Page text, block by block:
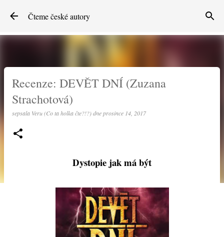
Přeskočit na hlavní obsah
Čteme české autory
Recenze: DEVĚT DNÍ (Zuzana
Strachotová)
sepsala Veru (Co ta holka čte?!?)dneprosince 14, 2017
Dystopie jak má být